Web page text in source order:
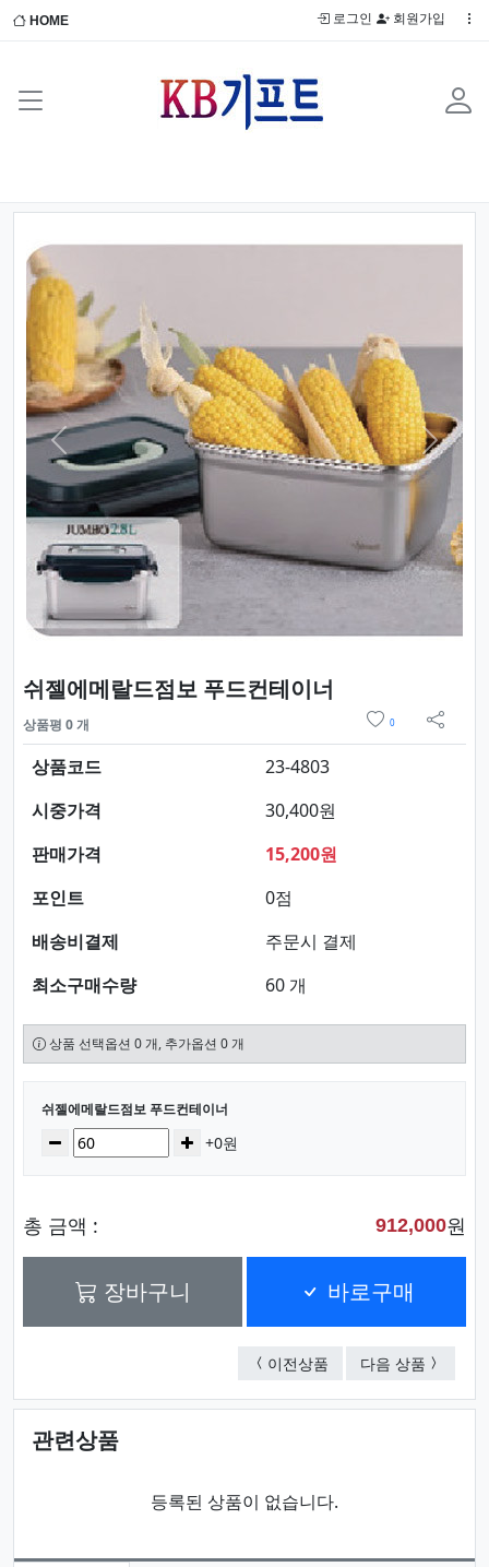
HOME 로그인 회원가입
Previous Next
쉬젤에메랄드점보 푸드컨테이너
상품평 0 개 0
sns 공
상품코드
23-4803
시중가격
30,400원
판매가격
15,200원
포인트
0점
배송비결제
주문시 결제
최소구매수량
60 개
상품 선택옵션 0 개, 추가옵션 0 개
선택된 옵션
쉬젤에메랄드점보 푸드컨테이너
수량감소 증가+0원
총 금액 : 912,000원
장바구니 바로구매
이전상품 쉬젤에메랄드점보 푸
다음 상품 쉬젤에
관련상품
등록된 상품이 없습니다.